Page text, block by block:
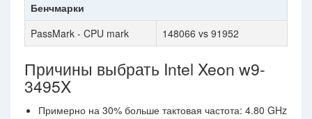
Бенчмарки
PassMark - CPU mark
148066 vs 91952
Причины выбрать Intel Xeon w9-
3495X
Примерно на 30% больше тактовая частота: 4.80 GHz